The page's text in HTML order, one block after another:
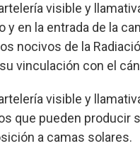
visible y
y en la entrada de la
nocivos de la
vinculación con el
visible y
que pueden producir
a camas solares.